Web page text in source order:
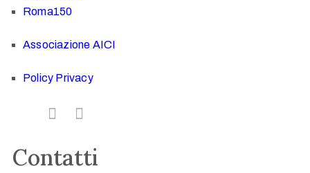
Roma150
Associazione AICI
Policy Privacy
Contatti